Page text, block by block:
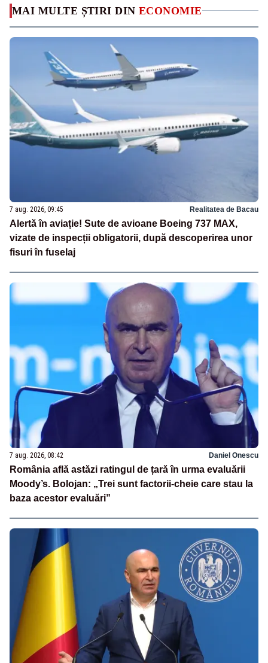
MAI MULTE ȘTIRI DIN ECONOMIE
7 aug. 2026, 09:45 Realitatea de Bacau
Alertă în aviație! Sute de avioane Boeing 737 MAX,
vizate de inspecții obligatorii, după descoperirea unor
fisuri în fuselaj
7 aug. 2026, 08:42 Daniel Onescu
România află astăzi ratingul de țară în urma evaluării
Moody’s. Bolojan: „Trei sunt factorii-cheie care stau la
baza acestor evaluări”